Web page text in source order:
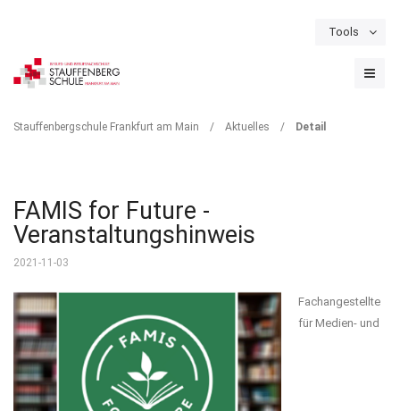
Tools
Schulportal Termine
Stauffenbergschule Frankfurt am Main / Aktuelles / Detail
FAMIS for Future -
Veranstaltungshinweis
2021-11-03
Fachangestellte
für Medien- und